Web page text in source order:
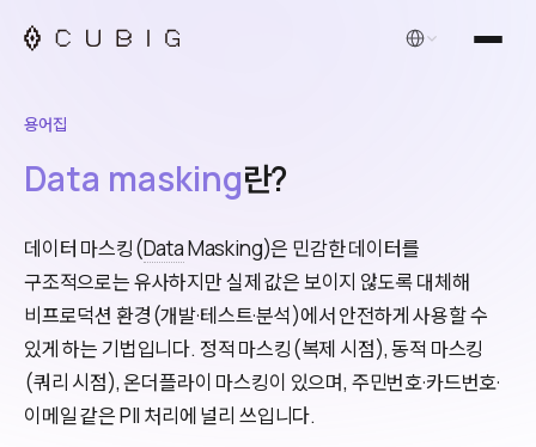
한국어
용어집
Data masking란?
데이터 마스킹(DataMasking)은 민감한 데이터를
구조적으로는 유사하지만 실제 값은 보이지 않도록 대체해
비프로덕션 환경(개발·테스트·분석)에서 안전하게 사용할 수
있게 하는 기법입니다. 정적 마스킹(복제 시점), 동적 마스킹
(쿼리 시점), 온더플라이 마스킹이 있으며, 주민번호·카드번호·
이메일 같은 PII 처리에 널리 쓰입니다.